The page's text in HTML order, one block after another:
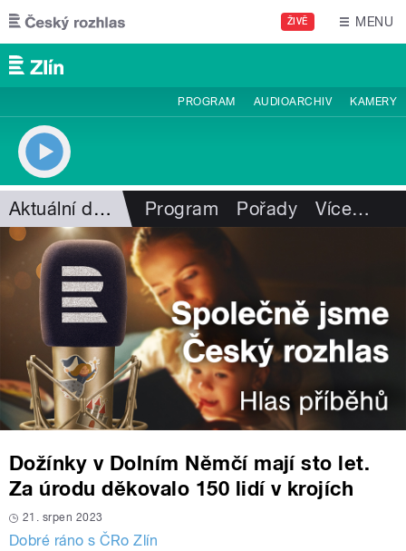
Přejít k hlavnímu obsahu
ŽIVĚ MENU
PROGRAM AUDIOARCHIV KAMERY
Aktuální dění Program Pořady Více…
Dožínky v Dolním Němčí mají sto let.
Za úrodu děkovalo 150 lidí v krojích
21. srpen 2023
Dobré ráno s ČRo Zlín